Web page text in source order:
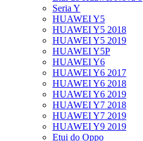
Seria Y
HUAWEI Y5
HUAWEI Y5 2018
HUAWEI Y5 2019
HUAWEI Y5P
HUAWEI Y6
HUAWEI Y6 2017
HUAWEI Y6 2018
HUAWEI Y6 2019
HUAWEI Y7 2018
HUAWEI Y7 2019
HUAWEI Y9 2019
Etui do Oppo